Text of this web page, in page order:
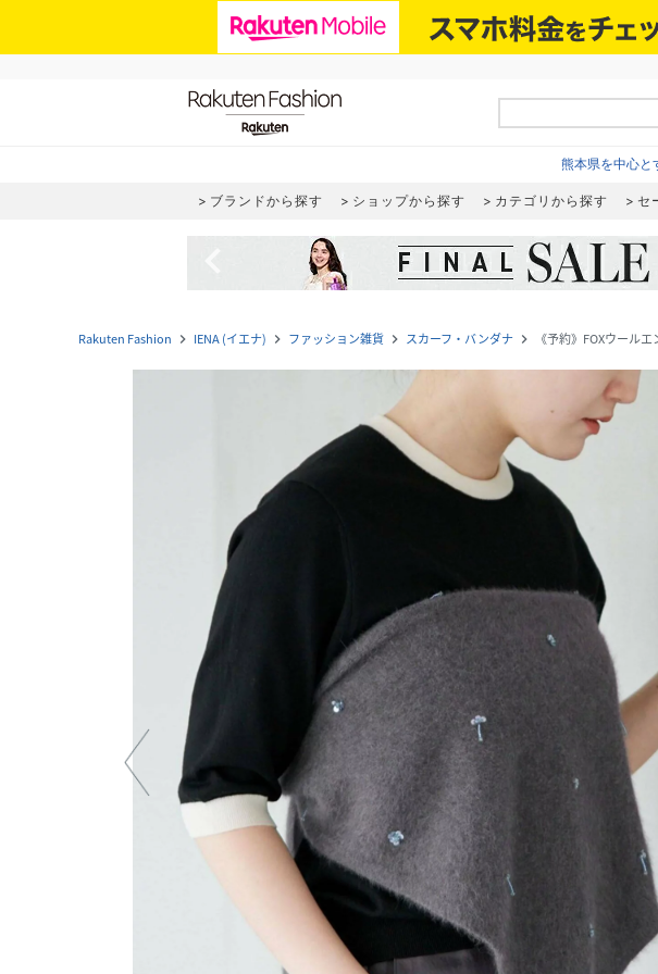
熊本県を中心と
ブランドから探す ショップから探す カテゴリから探す セ
Rakuten Fashion navigate_next IENA (イエナ) navigate_next ファッション雑貨 navigate_next スカーフ・バンダナ navigate_next 《予約》FOXウール